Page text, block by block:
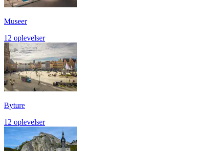
Museer
12 oplevelser
Byture
12 oplevelser